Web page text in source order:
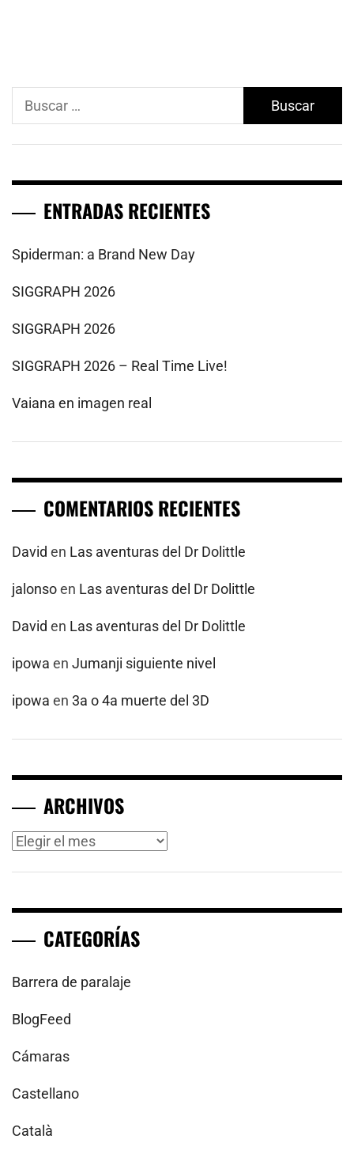
Buscar:
ENTRADAS RECIENTES
Spiderman: a Brand New Day
SIGGRAPH 2026
SIGGRAPH 2026
SIGGRAPH 2026 – Real Time Live!
Vaiana en imagen real
COMENTARIOS RECIENTES
David en Las aventuras del Dr Dolittle
jalonsoen Las aventuras del Dr Dolittle
David en Las aventuras del Dr Dolittle
ipowa en Jumanji siguiente nivel
ipowa en 3a o 4a muerte del 3D
ARCHIVOS
Archivos
CATEGORÍAS
Barrera de paralaje
BlogFeed
Cámaras
Castellano
Català